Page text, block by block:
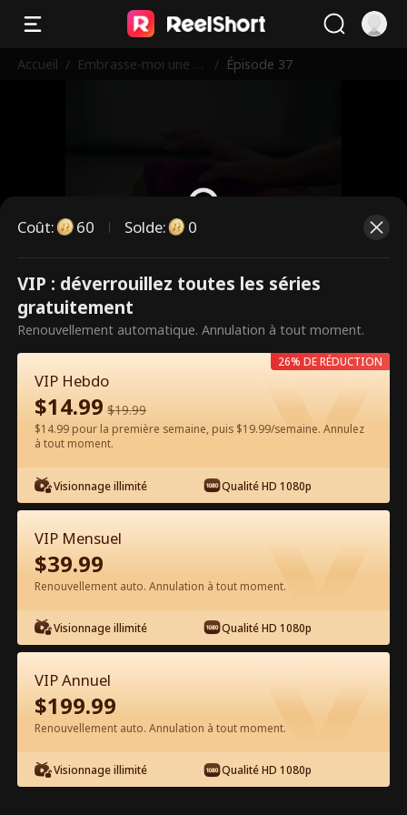
Accueil / Embrasse-moi une d
/ Épisode 37
Ce sont des épisodes payants.
Débloquez pour regarder.
Regarder gratuitement sur l'App
Épisode 37 - Embrasse-moi une
dernière fois Film complet
1-50 51-90 Tous les épisodes
Coût: 60 Solde: 0
VIP : déverrouillez toutes les séries
gratuitement
Renouvellement automatique. Annulation à tout moment.
VIP Hebdo
$14.99 $19.99
$14.99 pour la première semaine, puis $19.99/semaine. Annulez
à tout moment.
Visionnage illimité Qualité HD 1080p
26% DE RÉDUCTION
VIP Mensuel
$39.99
Renouvellement auto. Annulation à tout moment.
Visionnage illimité Qualité HD 1080p
VIP Annuel
$199.99
Renouvellement auto. Annulation à tout moment.
Visionnage illimité Qualité HD 1080p